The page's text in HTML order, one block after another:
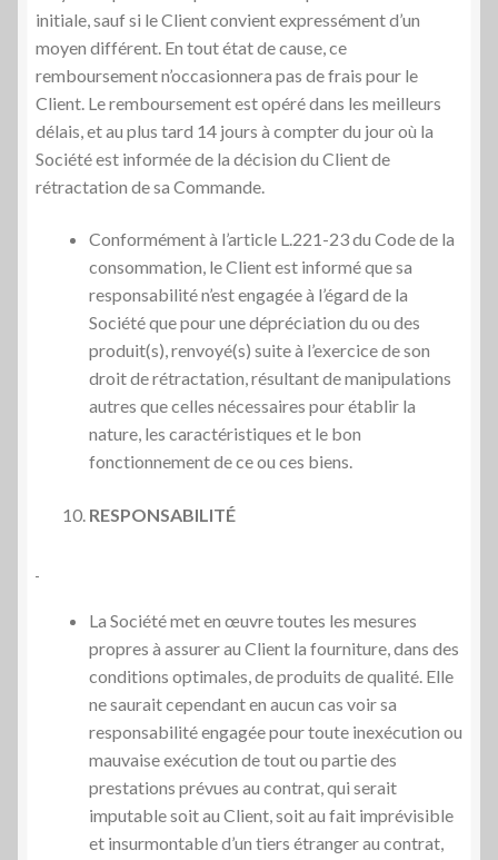
initiale, sauf si le Client convient expressément d’un
moyen différent. En tout état de cause, ce
remboursement n’occasionnera pas de frais pour le
Client. Le remboursement est opéré dans les meilleurs
délais, et au plus tard 14 jours à compter du jour où la
Société est informée de la décision du Client de
rétractation de sa Commande.
Conformément à l’article L.221-23 du Code de la
consommation, le Client est informé que sa
responsabilité n’est engagée à l’égard de la
Société que pour une dépréciation du ou des
produit(s), renvoyé(s) suite à l’exercice de son
droit de rétractation, résultant de manipulations
autres que celles nécessaires pour établir la
nature, les caractéristiques et le bon
fonctionnement de ce ou ces biens.
RESPONSABILITÉ
La Société met en œuvre toutes les mesures
propres à assurer au Client la fourniture, dans des
conditions optimales, de produits de qualité. Elle
ne saurait cependant en aucun cas voir sa
responsabilité engagée pour toute inexécution ou
mauvaise exécution de tout ou partie des
prestations prévues au contrat, qui serait
imputable soit au Client, soit au fait imprévisible
et insurmontable d’un tiers étranger au contrat,